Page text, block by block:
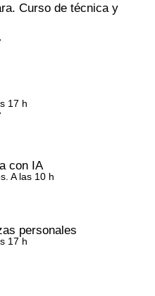
Curso de técnica y
17 h
con IA
A las 10 h
personales
17 h